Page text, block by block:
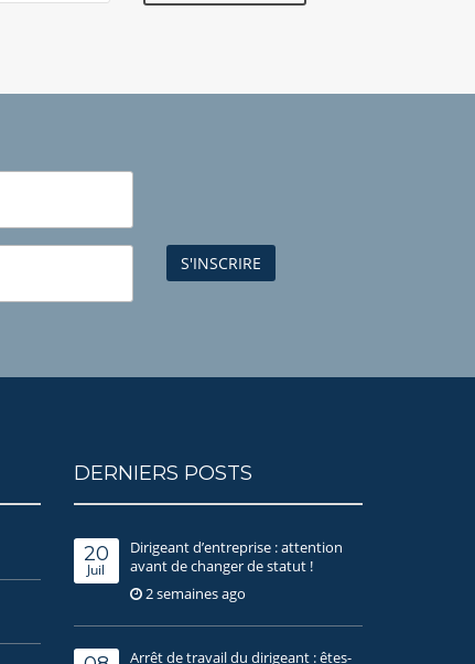
DERNIERS POSTS
20
Juil
Dirigeant d’entreprise : attention
avant de changer de statut !
2 semaines ago
Arrêt de travail du dirigeant : êtes-